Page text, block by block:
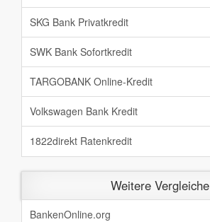
SKG Bank Privatkredit
SWK Bank Sofortkredit
TARGOBANK Online-Kredit
Volkswagen Bank Kredit
1822direkt Ratenkredit
Weitere Vergleiche
BankenOnline.org